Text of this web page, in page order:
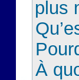
plus
À